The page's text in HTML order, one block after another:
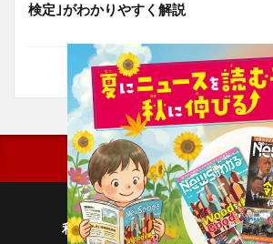
検定｣がわかりやすく解説
利用規約
プライバシーポリシー(